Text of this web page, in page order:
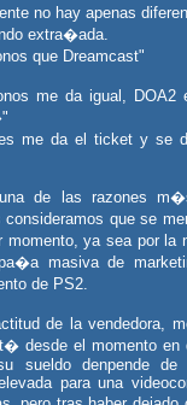
no hay apenas
extra�ada.
que Dreamcast"
me da igual, DOA2
me da el ticket y se
de las razones
consideramos que se
momento, ya sea por
masiva de
de PS2.
de la vendedora,
desde el momento
sueldo denpende
para una